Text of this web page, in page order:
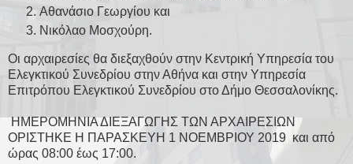
Αθανάσιο Γεωργίου και
Νικόλαο Μοσχούρη.
Οι αρχαιρεσίες θα διεξαχθούν στην Κεντρική Υπηρεσία του
Ελεγκτικού Συνεδρίου στην Αθήνα και στην Υπηρεσία
Επιτρόπου Ελεγκτικού Συνεδρίου στο Δήμο Θεσσαλονίκης.
ΗΜΕΡΟΜΗΝΙΑ ΔΙΕΞΑΓΩΓΗΣ ΤΩΝ ΑΡΧΑΙΡΕΣΙΩΝ
ΟΡΙΣΤΗΚΕ Η ΠΑΡΑΣΚΕΥΗ 1 ΝΟΕΜΒΡΙΟΥ 2019 και από
ώρας 08:00 έως 17:00.